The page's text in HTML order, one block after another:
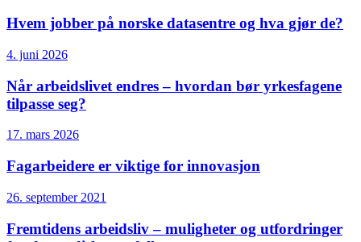
Hvem jobber på norske datasentre og hva gjør de?
4. juni 2026
Når arbeidslivet endres – hvordan bør yrkesfagene
tilpasse seg?
17. mars 2026
Fagarbeidere er viktige for innovasjon
26. september 2021
Fremtidens arbeidsliv – muligheter og utfordringer